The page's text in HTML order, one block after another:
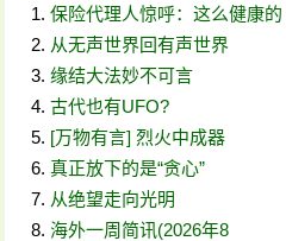
保险代理人惊呼：这么健康的
从无声世界回有声世界
缘结大法妙不可言
古代也有UFO?
[万物有言] 烈火中成器
真正放下的是“贪心”
从绝望走向光明
海外一周简讯(2026年8